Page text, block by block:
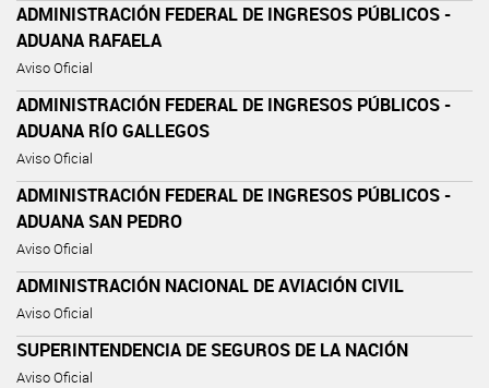
ADMINISTRACIÓN FEDERAL DE INGRESOS PÚBLICOS -
ADUANA RAFAELA
Aviso Oficial
ADMINISTRACIÓN FEDERAL DE INGRESOS PÚBLICOS -
ADUANA RÍO GALLEGOS
Aviso Oficial
ADMINISTRACIÓN FEDERAL DE INGRESOS PÚBLICOS -
ADUANA SAN PEDRO
Aviso Oficial
ADMINISTRACIÓN NACIONAL DE AVIACIÓN CIVIL
Aviso Oficial
SUPERINTENDENCIA DE SEGUROS DE LA NACIÓN
Aviso Oficial